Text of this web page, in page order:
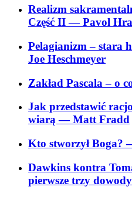
Realizm
Część II— Pavol
Pelagianizm – stara
Joe Heschmeyer
Zakład Pascala – o
Jak przedstawić
wiarą— Matt Fradd
Kto stworzył Boga?
Dawkins kontra
pierwsze trzy